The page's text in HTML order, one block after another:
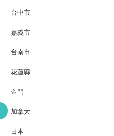
台中市
嘉義市
台南市
花蓮縣
金門
加拿大
日本